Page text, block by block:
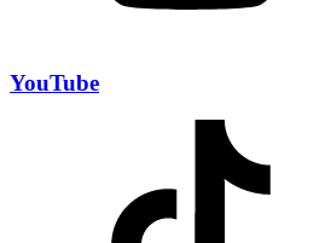
YouTube